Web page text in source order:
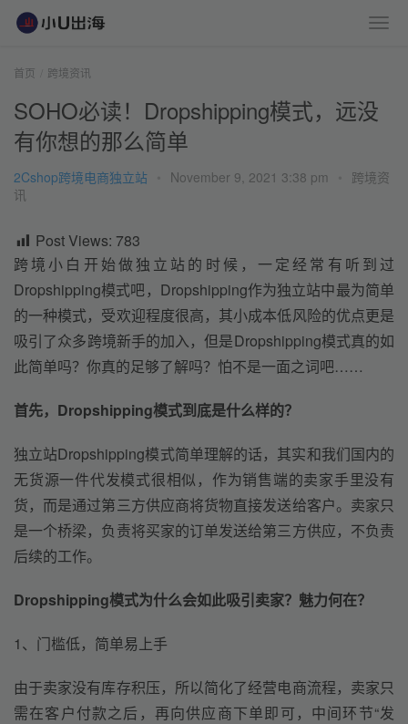
首页 跨境资讯
SOHO必读！Dropshipping模式，远没
有你想的那么简单
2Cshop跨境电商独立站 November 9, 2021 3:38 pm
跨境资
讯
Post Views: 783
跨境小白开始做独立站的时候，一定经常有听到过
Dropshipping模式吧，Dropshipping作为独立站中最为简单
的一种模式，受欢迎程度很高，其小成本低风险的优点更是
吸引了众多跨境新手的加入，但是Dropshipping模式真的如
此简单吗？你真的足够了解吗？怕不是一面之词吧……
首先，Dropshipping模式到底是什么样的？
独立站Dropshipping模式简单理解的话，其实和我们国内的
无货源一件代发模式很相似，作为销售端的卖家手里没有
货，而是通过第三方供应商将货物直接发送给客户。卖家只
是一个桥梁，负责将买家的订单发送给第三方供应，不负责
后续的工作。
Dropshipping模式为什么会如此吸引卖家？魅力何在？
1、门槛低，简单易上手
由于卖家没有库存积压，所以简化了经营电商流程，卖家只
需在客户付款之后，再向供应商下单即可，中间环节“发